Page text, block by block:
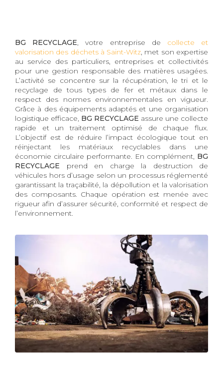
BG RECYCLAGE, votre entreprise de collecte et
valorisation des déchets à Saint-Witz, met son expertise
au service des particuliers, entreprises et collectivités
pour une gestion responsable des matières usagées.
L’activité se concentre sur la récupération, le tri et le
recyclage de tous types de fer et métaux dans le
respect des normes environnementales en vigueur.
Grâce à des équipements adaptés et une organisation
logistique efficace, BG RECYCLAGE assure une collecte
rapide et un traitement optimisé de chaque flux.
L’objectif est de réduire l’impact écologique tout en
réinjectant les matériaux recyclables dans une
économie circulaire performante. En complément, BG
RECYCLAGE prend en charge la destruction de
véhicules hors d’usage selon un processus réglementé
garantissant la traçabilité, la dépollution et la valorisation
des composants. Chaque opération est menée avec
rigueur afin d’assurer sécurité, conformité et respect de
l’environnement.